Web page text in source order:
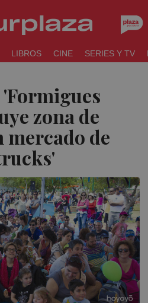
LIBROS CINE SERIES Y TV
zona de
de